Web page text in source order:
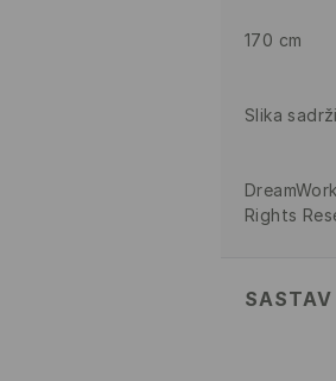
170 cm
Slika
Rights
SASTAV